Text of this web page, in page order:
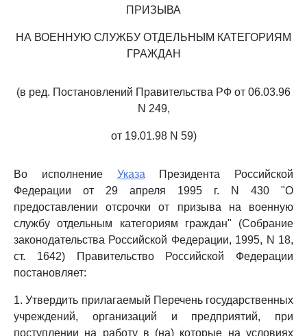
ПРИЗЫВА
НА ВОЕННУЮ СЛУЖБУ ОТДЕЛЬНЫМ КАТЕГОРИЯМ
ГРАЖДАН
(в ред. Постановлений Правительства РФ от 06.03.96
N 249,
от 19.01.98 N 59)
Во исполнение Указа Президента Российской
Федерации от 29 апреля 1995 г. N 430 "О
предоставлении отсрочки от призыва на военную
службу отдельным категориям граждан" (Собрание
законодательства Российской Федерации, 1995, N 18,
ст. 1642) Правительство Российской Федерации
постановляет:
1. Утвердить прилагаемый Перечень государственных
учреждений, организаций и предприятий, при
поступлении на работу в (на) которые на условиях